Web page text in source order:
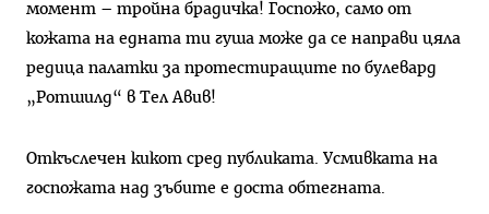
момент – тройна брадичка! Госпожо, само от
кожата на едната ти гуша може да се направи цяла
редица палатки за протестиращите по булевард
„Ротшилд“ в Тел Авив!
Откъслечен кикот сред публиката. Усмивката на
госпожата над зъбите е доста обтегната.